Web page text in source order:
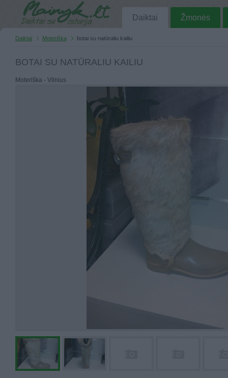
Daiktai Žmonės
Daiktai Moteriška botai su natūraliu kailiu
BOTAI SU NATŪRALIU KAILIU
Moteriška - Vilnius